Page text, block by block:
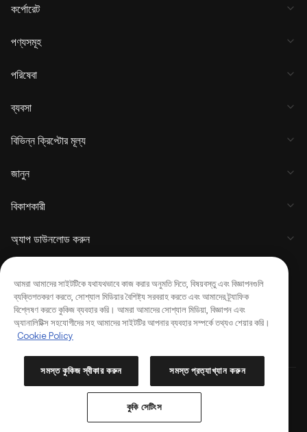
কর্পোরেট
পণ্যসমূহ
পরিষেবা
ব্যবসা
বিভিন্ন ক্রিপ্টোর মূল্য
জানুন
বিকাশকারী
অ্যাপ ডাউনলোড করুন
Copyright © 2017 - 2026 KuCoin.com. All Rights Reserved.
আমরা আমাদের সাইটটিকে যথাযথভাবে কাজ করার অনুমতি দিতে, বিষয়বস্তু এবং বিজ্ঞাপনগুলি
ব্যক্তিগতকরণ করতে, সোশ্যাল মিডিয়ার বৈশিষ্ট্য সরবরাহ করতে এবং আমাদের ট্র্যাফিক
বিশ্লেষণ করতে কুকিজ ব্যবহার করি। আমরা আমাদের সোশ্যাল মিডিয়া, বিজ্ঞাপন এবং
অ্যানালিটিক্স সহযোগীদের সহ আমাদের সাইটটির আপনার ব্যবহার সম্পর্কে তথ্যও শেয়ার করি।
Cookie Policy
সমস্ত কুকিজ স্বীকার করুন সমস্ত প্রত্যাখ্যান করুন
কুকি সেটিংস